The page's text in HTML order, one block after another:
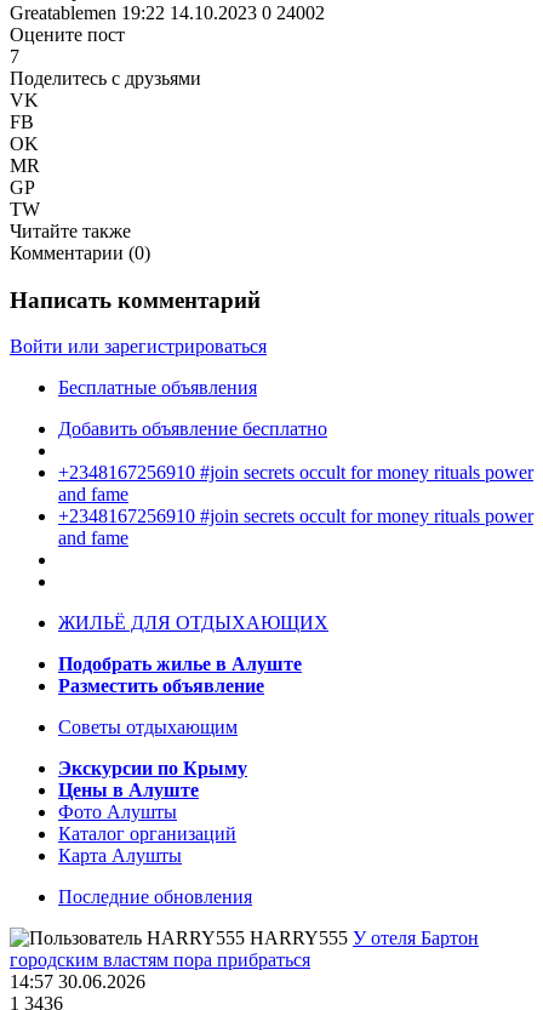
Greatablemen 19:22 14.10.2023 0 24002
Оцените пост
7
Поделитесь с друзьями
VK
FB
OK
MR
GP
TW
Читайте также
Комментарии (0)
Написать комментарий
Войти или зарегистрироваться
Бесплатные объявления
Добавить объявление бесплатно
+2348167256910 #join secrets occult for money rituals power
and fame
+2348167256910 #join secrets occult for money rituals power
and fame
ЖИЛЬЁ ДЛЯ ОТДЫХАЮЩИХ
Подобрать жилье в Алуште
Разместить объявление
Советы отдыхающим
Экскурсии по Крыму
Цены в Алуште
Фото Алушты
Каталог организаций
Карта Алушты
Последние обновления
HARRY555 У отеля Бартон
городским властям пора прибраться
14:57 30.06.2026
1 3436